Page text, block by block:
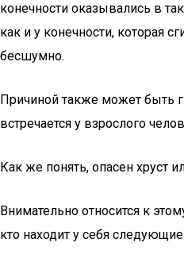
конечности оказывались в
как и у конечности, которая
бесшумно.
Причиной также может быть
встречается у взрослого
Как же понять, опасен хруст
Внимательно относится к
кто находит у себя